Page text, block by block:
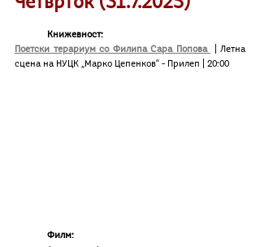
Книжевност:
Поетски терариум со Филипа Сара Попова
| Летна
сцена на НУЦК „Марко Цепенков“ - Прилеп | 20:00
	Филм: